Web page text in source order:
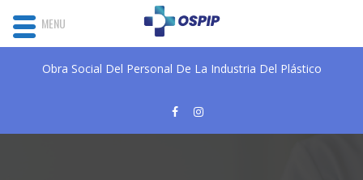
Obra Social Del Personal De La Industria Del Plástico
MENU